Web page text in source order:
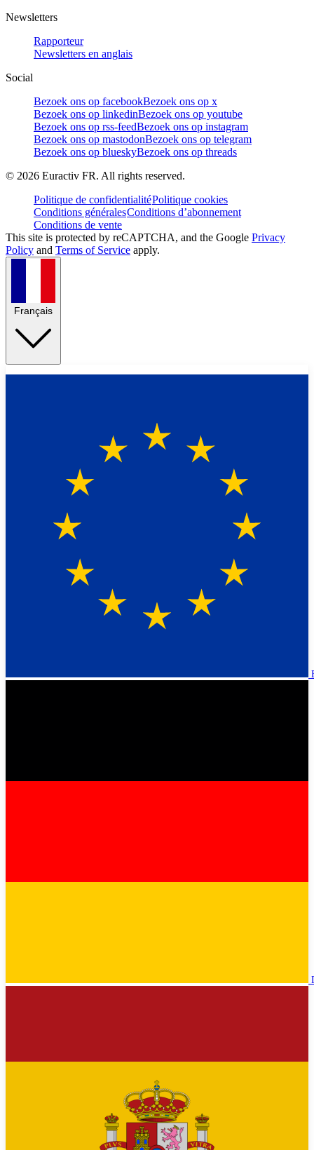
Newsletters
Rapporteur
Newsletters en anglais
Social
Bezoek ons op facebookBezoek ons op x
Bezoek ons op linkedinBezoek ons op youtube
Bezoek ons op rss-feedBezoek ons op instagram
Bezoek ons op mastodonBezoek ons op telegram
Bezoek ons op blueskyBezoek ons op threads
© 2026 Euractiv FR. All rights reserved.
Politique de confidentialitéPolitique cookies
Conditions généralesConditions d’abonnement
Conditions de vente
This site is protected by reCAPTCHA, and the Google Privacy
Policy and Terms of Service apply.
Français